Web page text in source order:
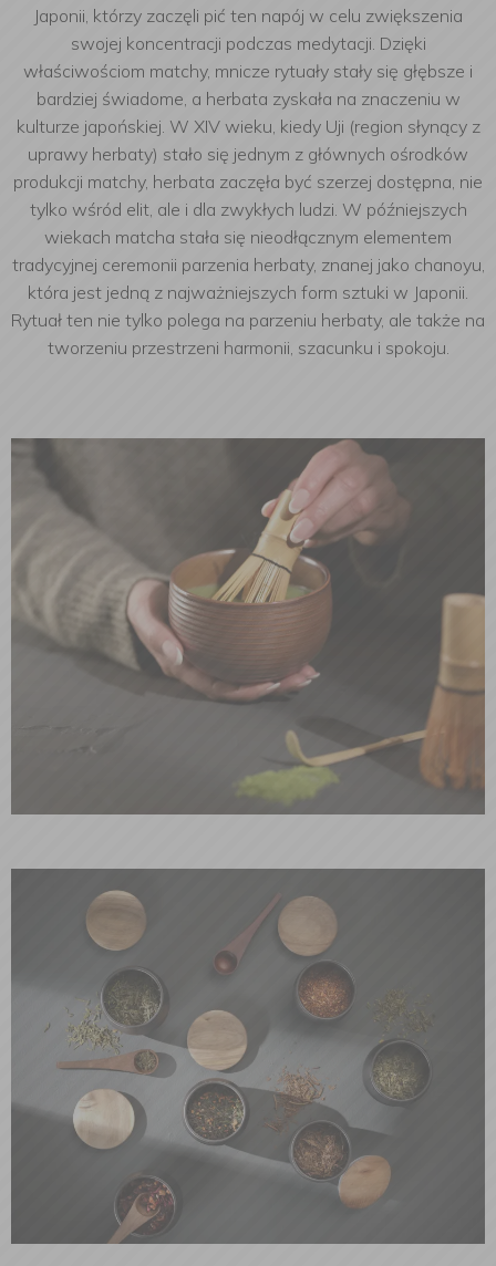
Japonii, którzy zaczęli pić ten napój w celu zwiększenia
swojej koncentracji podczas medytacji. Dzięki
właściwościom matchy, mnicze rytuały stały się głębsze i
bardziej świadome, a herbata zyskała na znaczeniu w
kulturze japońskiej. W XIV wieku, kiedy Uji (region słynący z
uprawy herbaty) stało się jednym z głównych ośrodków
produkcji matchy, herbata zaczęła być szerzej dostępna, nie
tylko wśród elit, ale i dla zwykłych ludzi. W późniejszych
wiekach matcha stała się nieodłącznym elementem
tradycyjnej ceremonii parzenia herbaty, znanej jako chanoyu,
która jest jedną z najważniejszych form sztuki w Japonii.
Rytuał ten nie tylko polega na parzeniu herbaty, ale także na
tworzeniu przestrzeni harmonii, szacunku i spokoju.